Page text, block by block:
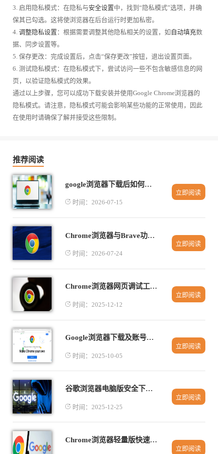
3. 启用隐私模式：在隐私与安全设置中，找到“隐私模式”选项，并确
保其已勾选。这将使浏览器在后台运行时更加私密。
4. 调整隐私设置 ：根据需要调整其他隐私相关的设置，如 自动填充数
据、同步设置等。
5. 保存更改：完成设置后，点击“保存更改”按钮，退出设置页面。
6. 测试隐私模式：在隐私模式下，尝试访问一些不包含敏感信息的网
页，以验证隐私模式的效果。
通过以上步骤，您可以成功下载安装并使用Google Chrome浏览器的
隐私模式。请注意，隐私模式可能会影响某些功能的正常使用，因此
在使用时请确保了解并接受这些限制。
推荐阅读
google浏览器下载后如何调整扩展插件优先级
时间：2026-07-15
立即阅读
Chrome浏览器与Brave功能更新趋势对比
时间：2026-07-24
立即阅读
Chrome浏览器网页调试工具实用技巧分享
时间：2025-12-12
立即阅读
Google浏览器下载及账号登录同步设置详解及实操演示教程
时间：2025-10-05
立即阅读
谷歌浏览器电脑版安全下载安装技巧
时间：2025-12-25
立即阅读
Chrome浏览器轻量版快速下载安装全流程教程
立即阅读